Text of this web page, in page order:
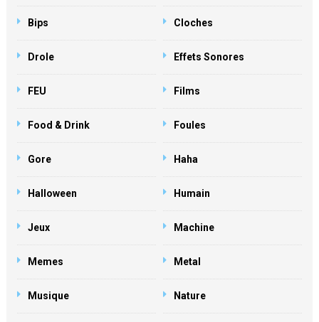
Bips Cloches
Drole Effets Sonores
FEU Films
Food & Drink Foules
Gore Haha
Halloween Humain
Jeux Machine
Memes Metal
Musique Nature